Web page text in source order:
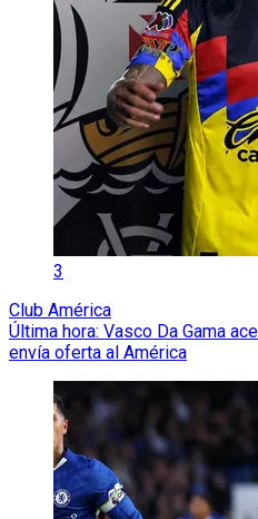
3
Club América
Última hora: Vasco Da Gama
envía oferta al América